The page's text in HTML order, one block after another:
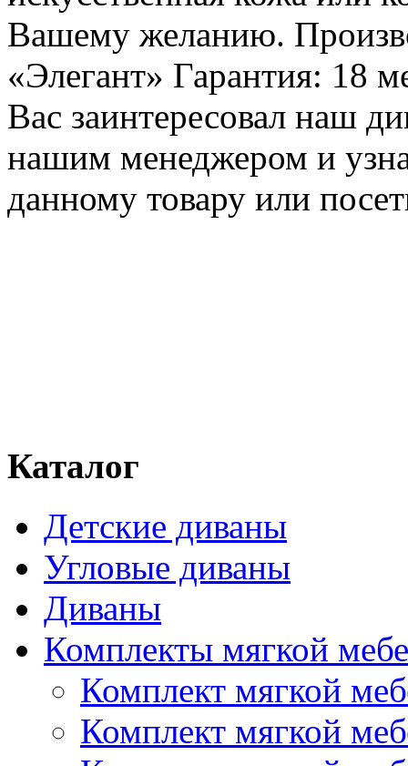
Вашему желанию.
«Элегант» Гарантия: 18
Вас заинтересовал наш
нашим менеджером и
данному товару или
Каталог
Детские диваны
Угловые диваны
Диваны
Комплекты мягкой
Комплект мягкой
Комплект мягкой